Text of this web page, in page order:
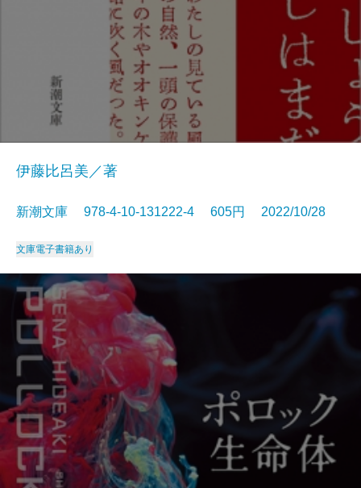
伊藤比呂美／著
新潮文庫 978-4-10-131222-4 605円 2022/10/28
文庫電子書籍あり